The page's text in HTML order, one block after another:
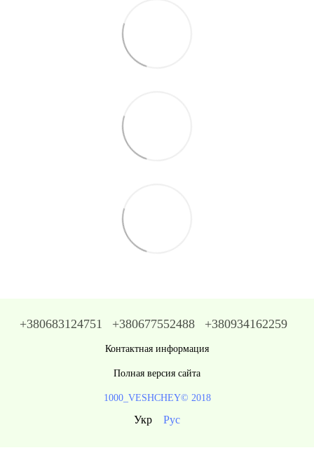
+380683124751 +380677552488 +380934162259
Контактная информация
Полная версия сайта
1000_VESHCHEY© 2018
Укр Рус